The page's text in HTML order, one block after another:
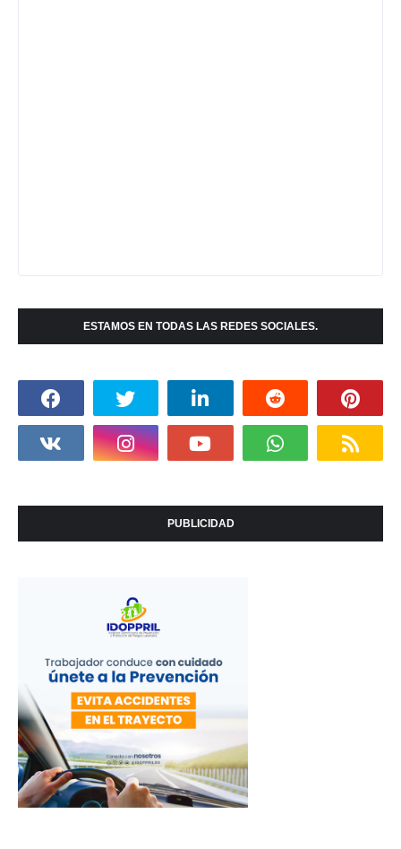
ESTAMOS EN TODAS LAS REDES SOCIALES.
PUBLICIDAD